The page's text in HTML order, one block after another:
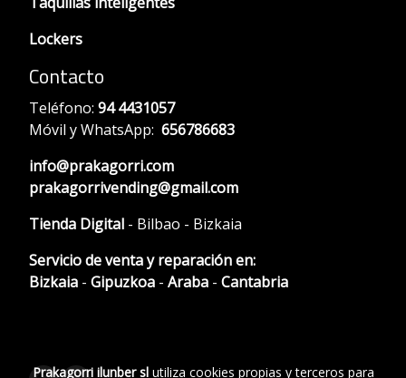
Lockers
Contacto
Teléfono: 94 4431057
Móvil y WhatsApp: 656786683
info@prakagorri.com
prakagorrivending@gmail.com
Tienda Digital - Bilbao - Bizkaia
Servicio de venta y reparación en:
Bizkaia - Gipuzkoa - Araba - Cantabria
Prakagorri ilunber slutiliza cookies propias y terceros para